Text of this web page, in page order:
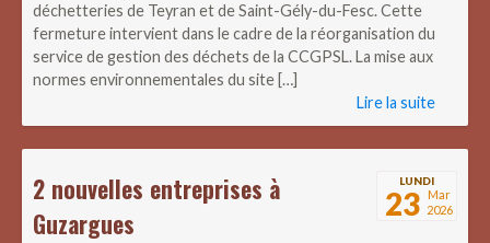
déchetteries de Teyran et de Saint-Gély-du-Fesc. Cette
fermeture intervient dans le cadre de la réorganisation du
service de gestion des déchets de la CCGPSL. La mise aux
normes environnementales du site […]
Lire la suite
LUNDI
23 Mar
2026
2 nouvelles entreprises à
Guzargues